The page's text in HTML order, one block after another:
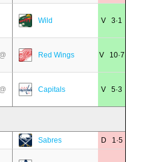
Wild V 3·1
@ Red Wings V 10·7
@ Capitals V 5·3
Sabres D 1·5